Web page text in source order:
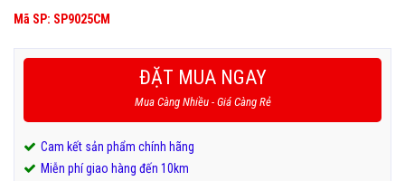
Mã SP: SP9025CM
ĐẶT MUA NGAY
Mua Càng Nhiều - Giá Càng Rẻ
Cam kết sản phẩm chính hãng
Miễn phí giao hàng đến 10km